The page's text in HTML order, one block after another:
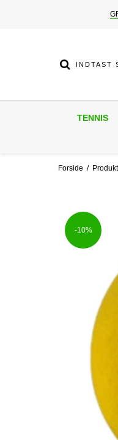
TENNIS
Forside /
-10%